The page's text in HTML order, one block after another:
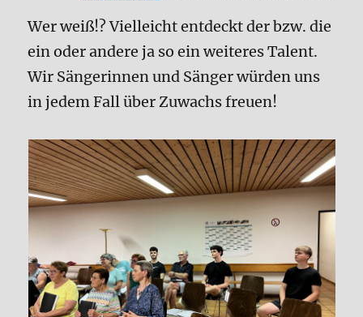
Wer weiß!? Vielleicht entdeckt der bzw. die
ein oder andere ja so ein weiteres Talent.
Wir Sängerinnen und Sänger würden uns
in jedem Fall über Zuwachs freuen!